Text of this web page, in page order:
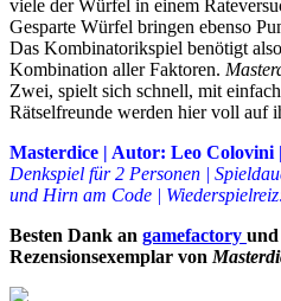
viele der Würfel in einem
Gesparte Würfel bringen ebenso
Das Kombinatorikspiel benötigt
Kombination aller Faktoren.
Zwei, spielt sich schnell, mit
Rätselfreunde werden hier voll auf
Masterdice | Autor: Leo Colovini
Denkspiel für 2 Personen |
und Hirn am Code |
Besten Dank an gamefactory und
Rezensionsexemplar von